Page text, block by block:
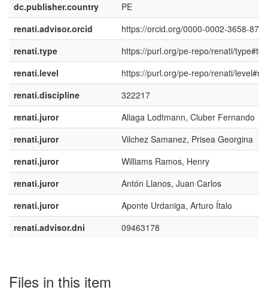
dc.publisher.country
PE
renati.advisor.orcid
https://orcid.org/0000-0002-3658-8788
renati.type
https://purl.org/pe-repo/renati/
renati.level
https://purl.org/pe-repo/renati/
renati.discipline
322217
renati.juror
Aliaga Lodtmann, Cluber Fernando
renati.juror
Vilchez Samanez, Prisea Georgina
renati.juror
Williams Ramos, Henry
renati.juror
Antón Llanos, Juan Carlos
renati.juror
Aponte Urdaniga, Arturo Ítalo
renati.advisor.dni
09463178
Files in this item